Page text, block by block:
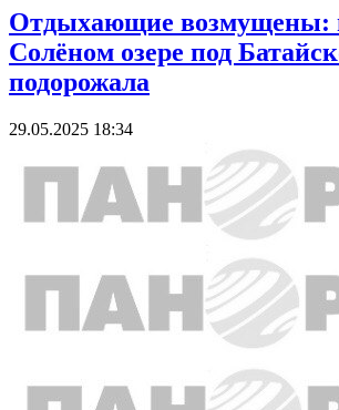
Отдыхающие возмущены:
Солёном озере под
подорожала
29.05.2025 18:34